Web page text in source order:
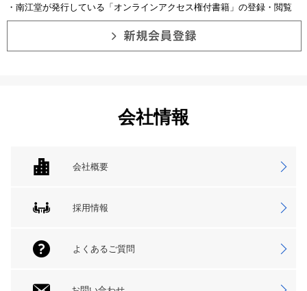
・南江堂が発行している「オンラインアクセス権付書籍」の登録・閲覧
会社情報
会社概要
採用情報
よくあるご質問